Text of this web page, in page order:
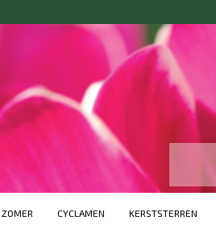
ZOMER CYCLAMEN KERSTSTERREN